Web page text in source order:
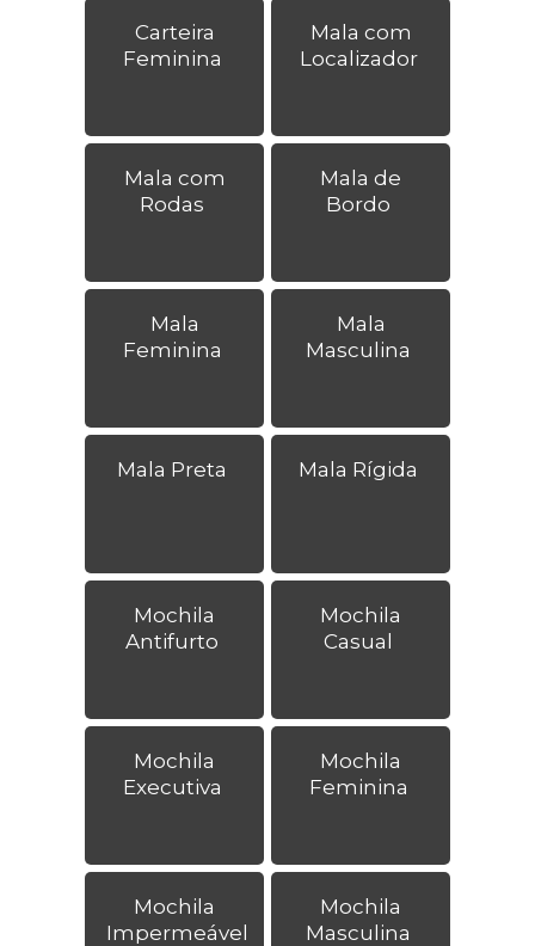
Carteira
Feminina
Mala com
Localizador
Mala com
Rodas
Mala de
Bordo
Mala
Feminina
Mala
Masculina
Mala Preta Mala Rígida
Mochila
Antifurto
Mochila
Casual
Mochila
Executiva
Mochila
Feminina
Mochila
Impermeável
Mochila
Masculina